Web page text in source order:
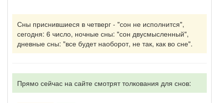
Сны приснившиеся в четверг - "сон не исполнится",
сегодня: 6 число, ночные сны: "сон двусмысленный",
дневные сны: "все будет наоборот, не так, как во сне".
Прямо сейчас на сайте смотрят толкования для снов: